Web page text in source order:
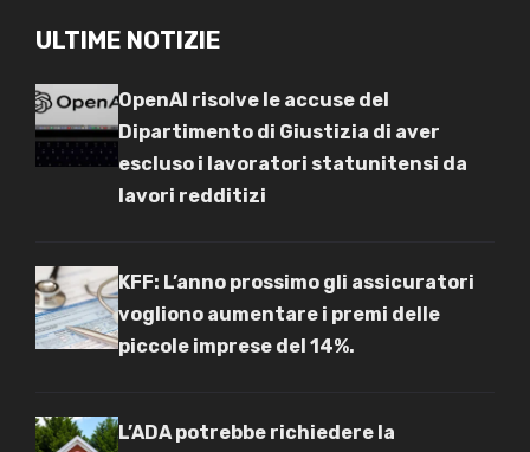
ULTIME NOTIZIE
OpenAI risolve le accuse del
Dipartimento di Giustizia di aver
escluso i lavoratori statunitensi da
lavori redditizi
KFF: L’anno prossimo gli assicuratori
vogliono aumentare i premi delle
piccole imprese del 14%.
L’ADA potrebbe richiedere la